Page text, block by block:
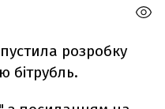
розробку
бітрубль.